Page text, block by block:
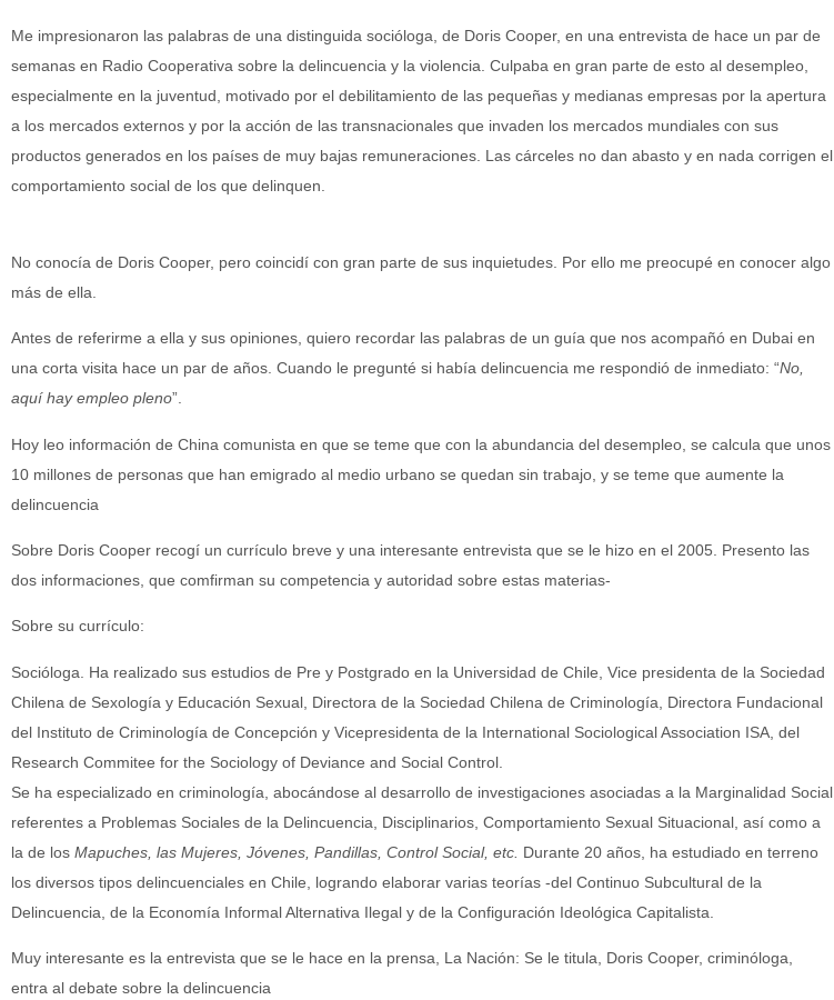
Me impresionaron las palabras de una distinguida socióloga, de Doris Cooper, en una entrevista de hace un par de
semanas en Radio Cooperativa sobre la delincuencia y la violencia. Culpaba en gran parte de esto al desempleo,
especialmente en la juventud, motivado por el debilitamiento de las pequeñas y medianas empresas por la apertura
a los mercados externos y por la acción de las transnacionales que invaden los mercados mundiales con sus
productos generados en los países de muy bajas remuneraciones. Las cárceles no dan abasto y en nada corrigen el
comportamiento social de los que delinquen.
No conocía de Doris Cooper, pero coincidí con gran parte de sus inquietudes. Por ello me preocupé en conocer algo
más de ella.
Antes de referirme a ella y sus opiniones, quiero recordar las palabras de un guía que nos acompañó en Dubai en
una corta visita hace un par de años. Cuando le pregunté si había delincuencia me respondió de inmediato: “No,
aquí hay empleo pleno”.
Hoy leo información de China comunista en que se teme que con la abundancia del desempleo, se calcula que unos
10 millones de personas que han emigrado al medio urbano se quedan sin trabajo, y se teme que aumente la
delincuencia
Sobre Doris Cooper recogí un currículo breve y una interesante entrevista que se le hizo en el 2005. Presento las
dos informaciones, que comfirman su competencia y autoridad sobre estas materias-
Sobre su currículo:
Socióloga. Ha realizado sus estudios de Pre y Postgrado en la Universidad de Chile, Vice presidenta de la Sociedad
Chilena de Sexología y Educación Sexual, Directora de la Sociedad Chilena de Criminología, Directora Fundacional
del Instituto de Criminología de Concepción y Vicepresidenta de la International Sociological Association ISA, del
Research Commitee for the Sociology of Deviance and Social Control.
Se ha especializado en criminología, abocándose al desarrollo de investigaciones asociadas a la Marginalidad Social
referentes a Problemas Sociales de la Delincuencia, Disciplinarios, Comportamiento Sexual Situacional, así como a
la de los Mapuches, las Mujeres, Jóvenes, Pandillas, Control Social, etc. Durante 20 años, ha estudiado en terreno
los diversos tipos delincuenciales en Chile, logrando elaborar varias teorías -del Continuo Subcultural de la
Delincuencia, de la Economía Informal Alternativa Ilegal y de la Configuración Ideológica Capitalista.
Muy interesante es la entrevista que se le hace en la prensa, La Nación: Se le titula, Doris Cooper, criminóloga,
entra al debate sobre la delincuencia